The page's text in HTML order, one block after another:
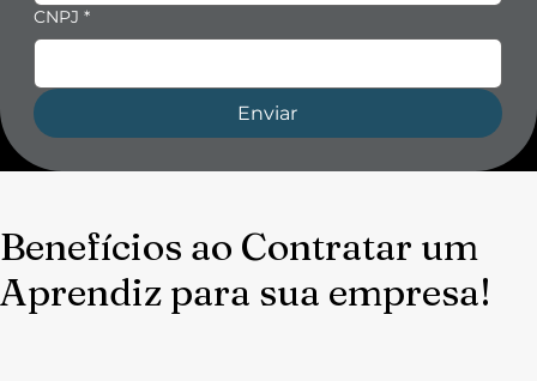
CNPJ *
Enviar
Benefícios ao Contratar um
Aprendiz para sua empresa!